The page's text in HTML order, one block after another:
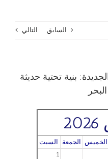
السابق التالي
بنية تحتية حديثة
الخميس الجمعة السبت
1